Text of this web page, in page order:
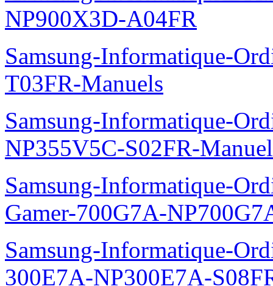
Samsung-Informatique-
NP355V5C-S01FR-
Samsung-Informatique-
NP300E7A-A04FR-
Samsung-Informatique-
NP900X3D-A04FR
Samsung-Informatique-
T03FR-Manuels
Samsung-Informatique-